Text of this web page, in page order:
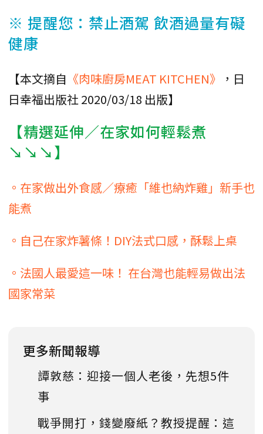
※ 提醒您：禁止酒駕 飲酒過量有礙
健康
【本文摘自 《肉味廚房MEAT KITCHEN》
，日
日幸福出版社 2020/03/18 出版】
【精選延伸／在家如何輕鬆煮
↘↘↘】
。在家做出外食感／療癒「維也納炸雞」新手也
能煮
。自己在家炸薯條！DIY法式口感，酥鬆上桌
。法國人最愛這一味！ 在台灣也能輕易做出法
國家常菜
更多新聞報導
譚敦慈：迎接一個人老後，先想5件
事
戰爭開打，錢變廢紙？教授提醒：這